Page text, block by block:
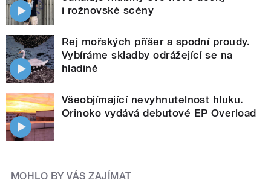
i rožnovské scény
Rej mořských příšer a spodní proudy.
Vybíráme skladby odrážející se na
hladině
Všeobjímající nevyhnutelnost hluku.
Orinoko vydává debutové EP Overload
MOHLO BY VÁS ZAJÍMAT